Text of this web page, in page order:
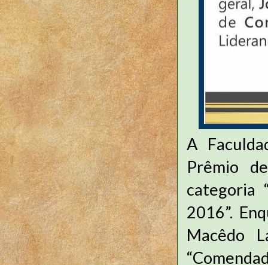
A
Prêmio
categoria
2016”.
Macêdo